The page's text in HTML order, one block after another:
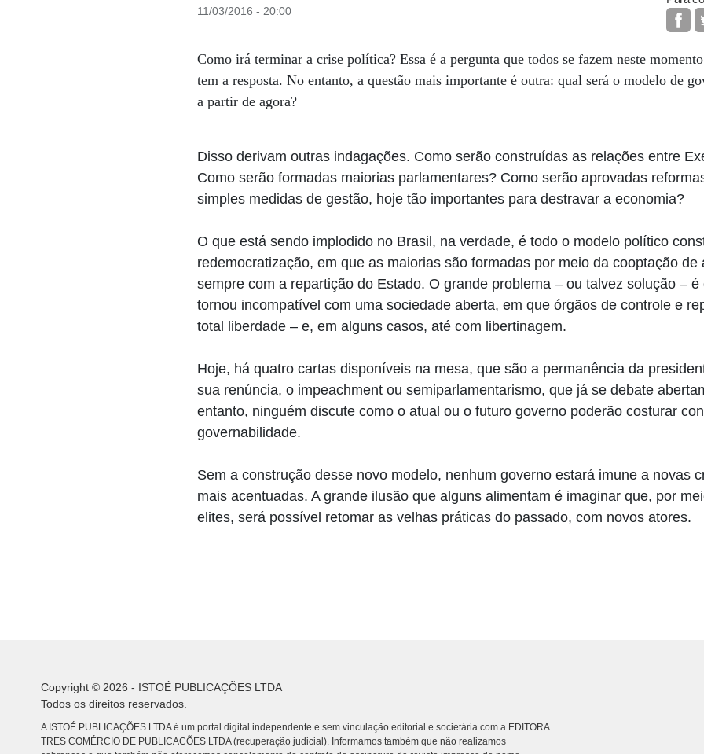
11/03/2016 - 20:00
Como irá terminar a crise política? Essa é a pergunta que todos se fazem neste
tem a resposta. No entanto, a questão mais importante é outra: qual será o modelo de
a partir de agora?
Disso derivam outras indagações. Como serão construídas as relações entre
Como serão formadas maiorias parlamentares? Como serão aprovadas
simples medidas de gestão, hoje tão importantes para destravar a economia?
O que está sendo implodido no Brasil, na verdade, é todo o modelo político
redemocratização, em que as maiorias são formadas por meio da cooptação de
sempre com a repartição do Estado. O grande problema – ou talvez solução –
tornou incompatível com uma sociedade aberta, em que órgãos de controle e
total liberdade – e, em alguns casos, até com libertinagem.
Hoje, há quatro cartas disponíveis na mesa, que são a permanência da
sua renúncia, o impeachment ou semiparlamentarismo, que já se debate
entanto, ninguém discute como o atual ou o futuro governo poderão costurar
governabilidade.
Sem a construção desse novo modelo, nenhum governo estará imune a novas
mais acentuadas. A grande ilusão que alguns alimentam é imaginar que, por
elites, será possível retomar as velhas práticas do passado, com novos atores.
Copyright © 2026 - ISTOÉ PUBLICAÇÕES LTDA
Todos os direitos reservados.
A ISTOÉ PUBLICAÇÕES LTDA é um portal digital independente e sem vinculação editorial e societária com a EDITORA
TRES COMÉRCIO DE PUBLICACÕES LTDA (recuperação judicial). Informamos também que não realizamos